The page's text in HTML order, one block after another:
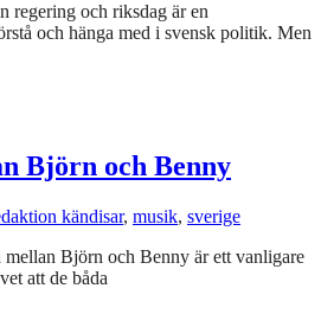
regering och riksdag är en
och hänga med i svensk politik. Men
Björn och Benny
kändisar, musik, sverige
Björn och Benny är ett vanligare
att de båda